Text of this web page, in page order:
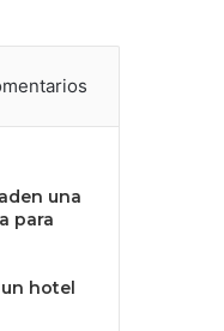
una
para
hotel